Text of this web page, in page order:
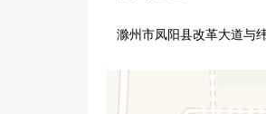
滁州市凤阳县改革大道与